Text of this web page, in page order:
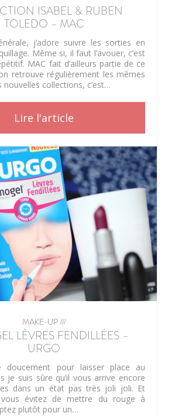
ISABEL & RUBEN
TOLEDO – MAC
j’adore suivre les sorties en
Même si, il faut l’avouer, c’est
MAC fait d’ailleurs partie de ce
retrouve régulièrement les mêmes
nouvelles collections, c’est…
Lire l'article
MAKE-UP ///
LÈVRES FENDILLÉES –
URGO
doucement pour laisser place au
je suis sûre qu’il vous arrive encore
dans un état pas très joli joli. Et
évitez de mettre du rouge à
plutôt pour un…